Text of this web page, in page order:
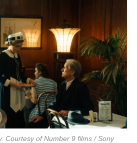
Courtesy of Number 9 films / Sony